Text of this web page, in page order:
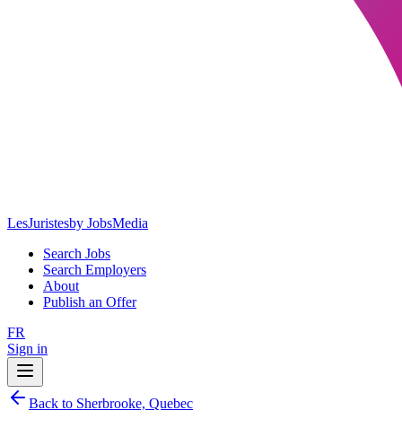
LesJuristesby JobsMedia
Search Jobs
Search Employers
About
Publish an Offer
FR
Sign in
Back to Sherbrooke, Quebec